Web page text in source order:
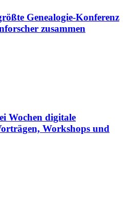
Genealogie-Konferenz
zusammen
Wochen digitale
Workshops und